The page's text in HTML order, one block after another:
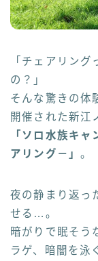
「チェアリン
の？」
そんな驚きの体
開催された新江
「ソロ水族キ
アリング－」。
夜の静まり返っ
せる…。
暗がりで眠そう
ラゲ、暗闇を泳